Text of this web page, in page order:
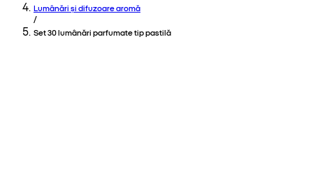
Lumânări și difuzoare aromă
/
Set 30 lumânări parfumate tip pastilă